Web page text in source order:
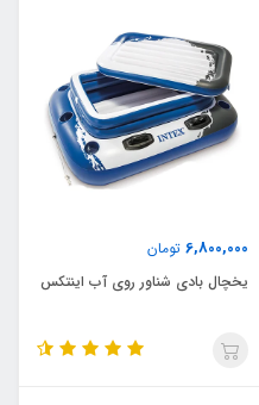
6,800,000 تومان
یخچال بادی شناور روی آب اینتکس